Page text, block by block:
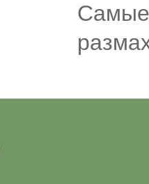
Самые